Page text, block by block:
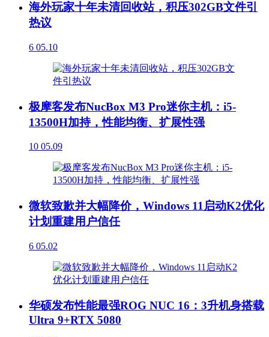
海外玩家十年未清回收站，积压302GB文件引
热议
6 05.10
极摩客发布NucBox M3 Pro迷你主机：i5-
13500H加持，性能均衡、扩展性强
10 05.09
微软致歉并大幅降价，Windows 11启动K2优化
计划重建用户信任
6 05.02
华硕发布性能最强ROG NUC 16：3升机身搭载
Ultra 9+RTX 5080